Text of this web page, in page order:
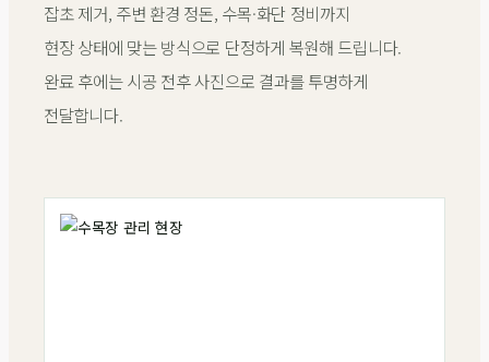
잡초 제거, 주변 환경 정돈, 수목·화단 정비까지
현장 상태에 맞는 방식으로 단정하게 복원해 드립니다.
완료 후에는 시공 전후 사진으로 결과를 투명하게
전달합니다.